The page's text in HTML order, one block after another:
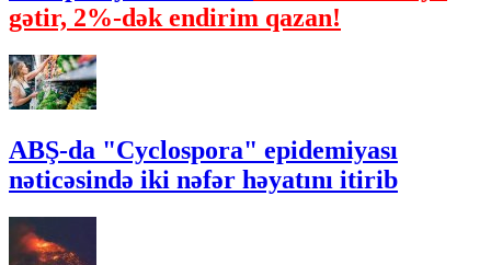
gətir, 2%-dək endirim qazan!
ABŞ-da "Cyclospora" epidemiyası
nəticəsində iki nəfər həyatını itirib